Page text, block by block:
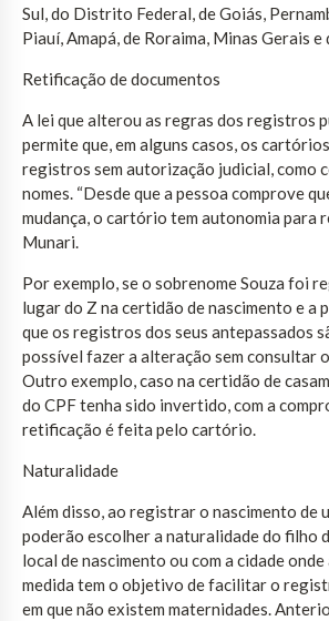
Sul, do Distrito Federal, de Goiás,
Piauí, Amapá, de Roraima, Minas Gerais e
Retificação de documentos
A lei que alterou as regras dos registros
permite que, em alguns casos, os
registros sem autorização judicial, como
nomes. “Desde que a pessoa comprove
mudança, o cartório tem autonomia para
Munari.
Por exemplo, se o sobrenome Souza foi
lugar do Z na certidão de nascimento e a
que os registros dos seus antepassados
possível fazer a alteração sem consultar
Outro exemplo, caso na certidão de
do CPF tenha sido invertido, com a
retificação é feita pelo cartório.
Naturalidade
Além disso, ao registrar o nascimento de
poderão escolher a naturalidade do filho
local de nascimento ou com a cidade
medida tem o objetivo de facilitar o
em que não existem maternidades.